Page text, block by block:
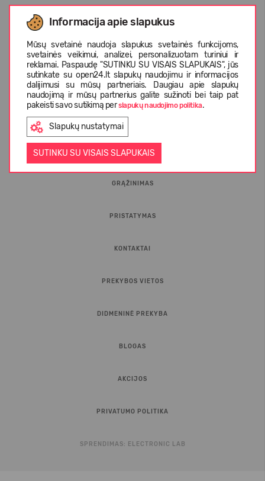
Informacija apie slapukus
Mūsų svetainė naudoja slapukus svetainės funkcijoms,
svetainės veikimui, analizei, personalizuotam turiniui ir
reklamai. Paspaudę "SUTINKU SU VISAIS SLAPUKAIS", jūs
sutinkate su open24.lt slapukų naudojimu ir informacijos
dalijimusi su mūsų partneriais. Daugiau apie slapukų
naudojimą ir mūsų partnerius galite sužinoti bei taip pat
pakeisti savo sutikimą perslapukų naudojimo politika.
Slapukų nustatymai
SUTINKU SU VISAIS SLAPUKAIS
INFORMACIJA PIRKĖJUI
D.U.K.
GRĄŽINIMAS
PRISTATYMAS
KONTAKTAI
PREKYBOS VIETOS
DIDMENINĖ PREKYBA
BLOGAS
AKCIJOS
PRIVATUMO POLITIKA
SPRENDIMAS: ELECTRONIC LAB